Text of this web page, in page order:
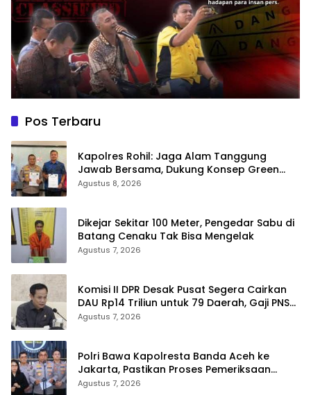
Pos Terbaru
Kapolres Rohil: Jaga Alam Tanggung
Jawab Bersama, Dukung Konsep Green
Policing
Agustus 8, 2026
Dikejar Sekitar 100 Meter, Pengedar Sabu di
Agustus 7, 2026
Komisi II DPR Desak Pusat Segera Cairkan
DAU Rp14 Triliun untuk 79 Daerah, Gaji PNS
Terancam Telat
Agustus 7, 2026
Polri Bawa Kapolresta Banda Aceh ke
Jakarta, Pastikan Proses Pemeriksaan
Profesional dan Transparan
Agustus 7, 2026